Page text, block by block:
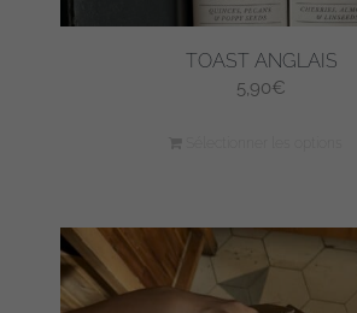
TOAST ANGLAIS
5,90€